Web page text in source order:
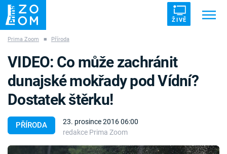
ŽIVĚ
ZÁHADY VETŘELCI DÁVNOVĚKU
Témata
Prima Zoom ■ Příroda
PŘÍRODA
23. prosince 2016 06:00
redakce Prima Zoom
VIDEO: Co může zachránit
dunajské mokřady pod Vídní?
Dostatek štěrku!